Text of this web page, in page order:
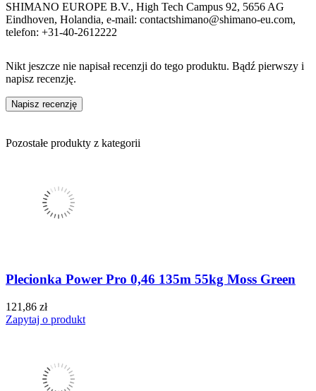
SHIMANO EUROPE B.V., High Tech Campus 92, 5656 AG
Eindhoven, Holandia, e-mail: contactshimano@shimano-eu.com,
telefon: +31-40-2612222
Nikt jeszcze nie napisał recenzji do tego produktu. Bądź pierwszy i
napisz recenzję.
Napisz recenzję
Pozostałe produkty z kategorii
Plecionka Power Pro 0,46 135m 55kg Moss Green
121,86 zł
Zapytaj o produkt